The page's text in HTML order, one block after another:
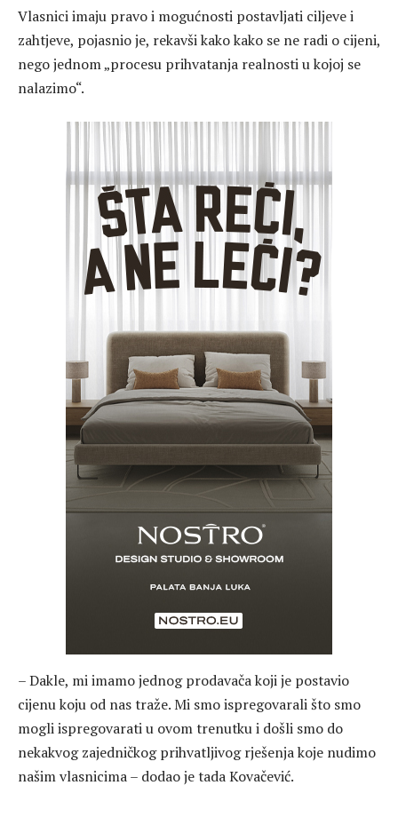
Vlasnici imaju pravo i mogućnosti postavljati ciljeve i
zahtjeve, pojasnio je, rekavši kako kako se ne radi o cijeni,
nego jednom „procesu prihvatanja realnosti u kojoj se
nalazimo“.
– Dakle, mi imamo jednog prodavača koji je postavio
cijenu koju od nas traže. Mi smo ispregovarali što smo
mogli ispregovarati u ovom trenutku i došli smo do
nekakvog zajedničkog prihvatljivog rješenja koje nudimo
našim vlasnicima – dodao je tada Kovačević.